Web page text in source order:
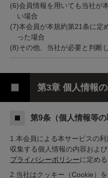
(6)会員情報を用いても当社が
い場合
(7)本会員が本規約第21条に定
った場合
(8)その他、当社が必要と判断
第3章 個人情報
第9条（個人情報等の
1.本会員による本サービスの
収集する個人情報の内容および
プライバシーポリシーに定める
2.当社はクッキー（Cookie）